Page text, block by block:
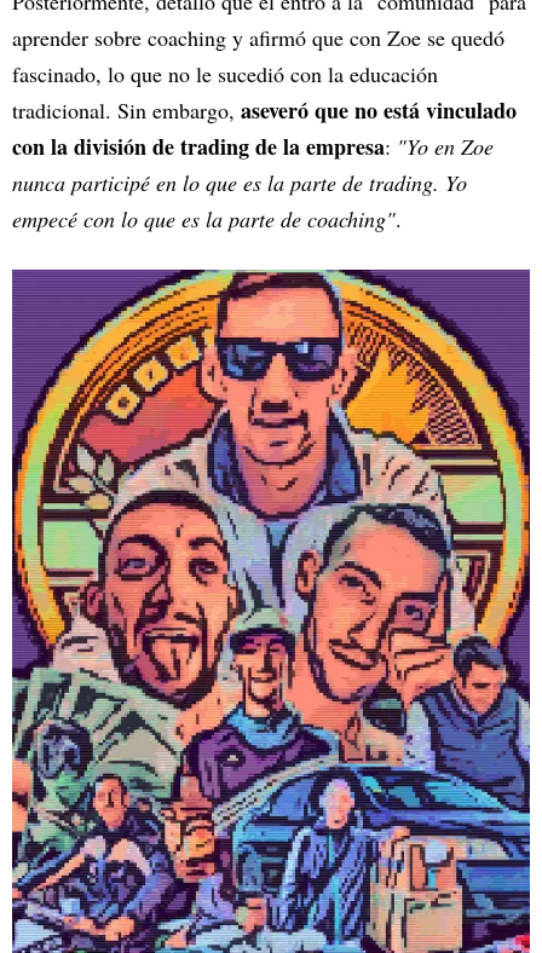
aprender sobre coaching y afirmó que con Zoe se quedó
fascinado, lo que no le sucedió con la educación
tradicional. Sin embargo, aseveró que no está vinculado
con la división de trading de la empresa: "Yo en Zoe
nunca participé en lo que es la parte de trading. Yo
empecé con lo que es la parte de coaching".